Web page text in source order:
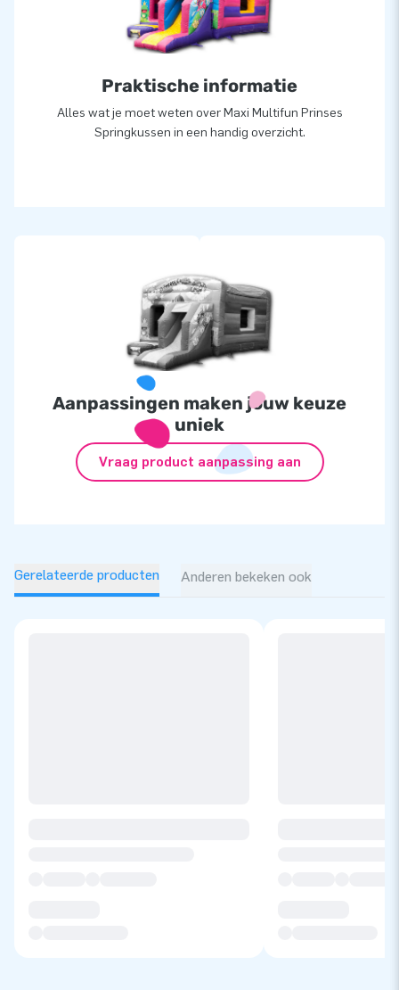
Praktische informatie
Alles wat je moet weten over Maxi Multifun Prinses
Springkussen in een handig overzicht.
Aanpassingen maken jouw keuze
uniek
Vraag product aanpassing aan
Gerelateerde producten Anderen bekeken ook